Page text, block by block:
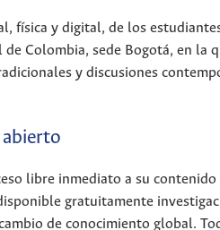
física y digital, de los
Colombia, sede Bogotá, en la
y discusiones
abierto
libre inmediato a su
gratuitamente
de conocimiento global.